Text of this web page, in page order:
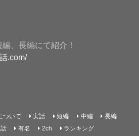
、長編にて紹介！
.com/
ついて 実話 短編 中編
長編
有名 2ch ランキング